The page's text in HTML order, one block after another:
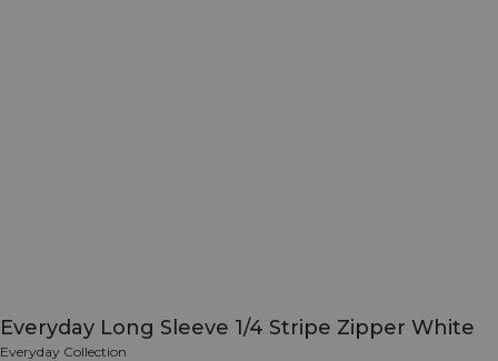
Everyday Long Sleeve 1/4 Stripe Zipper White
Everyday Collection